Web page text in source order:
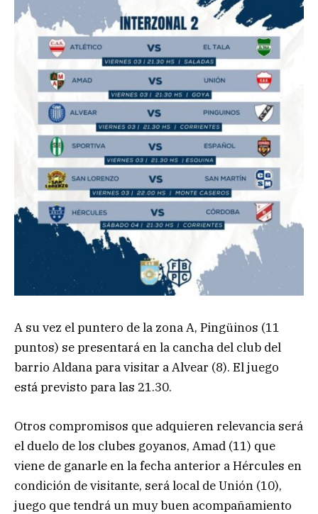
A su vez el puntero de la zona A, Pingüinos (11
puntos) se presentará en la cancha del club del
barrio Aldana para visitar a Alvear (8). El juego
está previsto para las 21.30.
Otros compromisos que adquieren relevancia será
el duelo de los clubes goyanos, Amad (11) que
viene de ganarle en la fecha anterior a Hércules en
condición de visitante, será local de Unión (10),
juego que tendrá un muy buen acompañamiento